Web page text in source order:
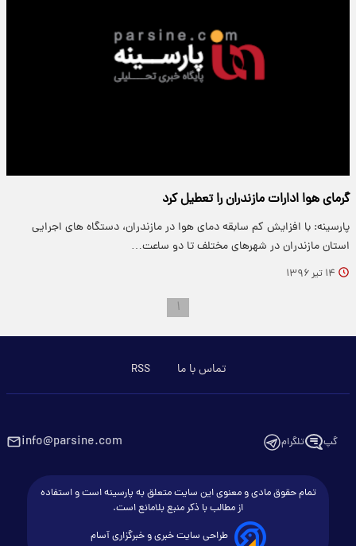
گرمای هوا ادارات مازندران را تعطیل کرد
پارسینه: با افزایش کم سابقه دمای هوا در مازندران، دستگاه های اجرایی
استان مازندران در شهرهای مختلف تا دو ساعت…
۱۴ تیر ۱۳۹۶
۱
تماس با ما RSS
گپ تلگرام info@parsine.com
تمام حقوق مادی و معنوی این سایت متعلق به پارسینه است و استفاده
از مطالب با ذکر منبع بلامانع است.
طراحی سایت خبری و خبرگزاری آسام